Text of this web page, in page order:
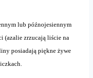
lub późnojesiennym
(azalie zrzucają liście na
posiadają piękne żywe